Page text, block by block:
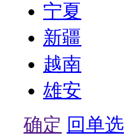
宁夏
新疆
越南
雄安
确定 回单选